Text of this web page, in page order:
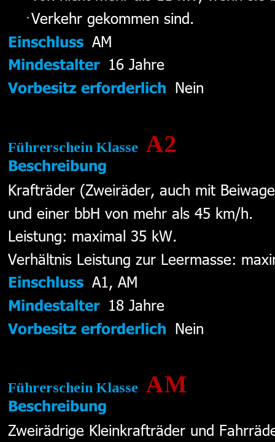
Verkehr gekommen sind.
Einschluss AM
Mindestalter 16 Jahre
Vorbesitz erforderlich Nein
Führerschein Klasse A2
Beschreibung
Krafträder (Zweiräder, auch mit
und einer bbH von mehr als 45 km/h.
Leistung: maximal 35 kW.
Verhältnis Leistung zur Leermasse:
Einschluss A1, AM
Mindestalter 18 Jahre
Vorbesitz erforderlich Nein
Führerschein Klasse AM
Beschreibung
Zweirädrige Kleinkrafträder und